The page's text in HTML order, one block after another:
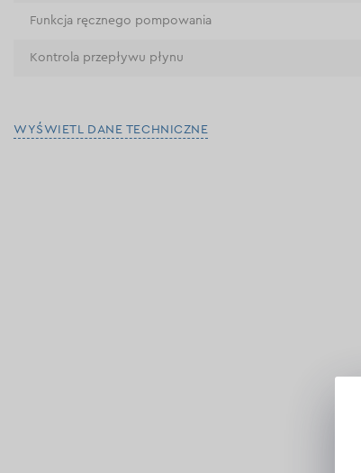
Funkcja ręcznego pompowania
Kontrola przepływu płynu
WYŚWIETL DANE TECHNICZNE